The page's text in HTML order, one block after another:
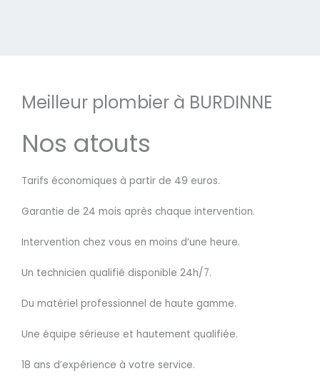
Meilleur plombier à BURDINNE
Nos atouts
Tarifs économiques à partir de 49 euros.
Garantie de 24 mois après chaque intervention.
Intervention chez vous en moins d’une heure.
Un technicien qualifié disponible 24h/7.
Du matériel professionnel de haute gamme.
Une équipe sérieuse et hautement qualifiée.
18 ans d’expérience à votre service.